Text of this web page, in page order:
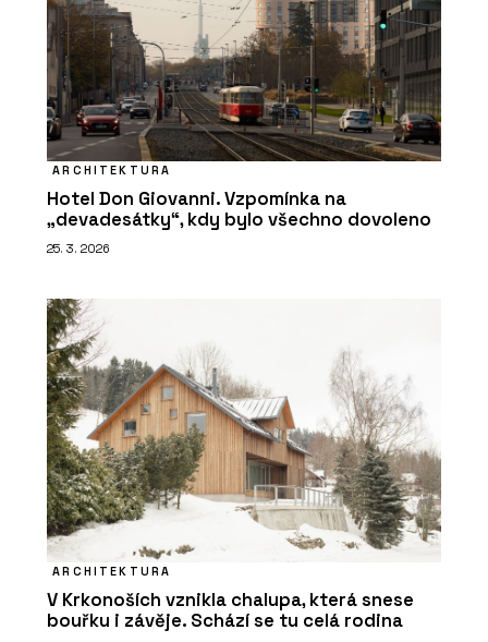
ARCHITEKTURA
Hotel Don Giovanni. Vzpomínka na
„devadesátky“, kdy bylo všechno dovoleno
25. 3. 2026
ARCHITEKTURA
V Krkonoších vznikla chalupa, která snese
bouřku i závěje. Schází se tu celá rodina